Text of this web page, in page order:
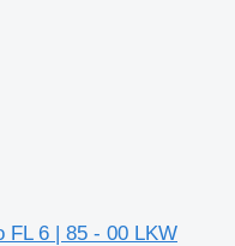
FL 6 | 85 - 00 LKW